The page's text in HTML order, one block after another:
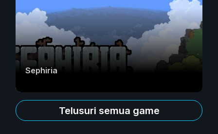
Sephiria
Telusuri semua game